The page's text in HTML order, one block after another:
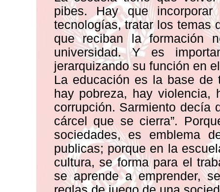
pibes. Hay que
tecnologías, tratar los temas
que reciban la formación
universidad. Y es
jerarquizando su función en
La educación es la base de
hay pobreza, hay violencia,
corrupción. Sarmiento decía
cárcel que se cierra”.
sociedades, es emblema
publicas; porque en la
cultura, se forma para el
se aprende a emprender,